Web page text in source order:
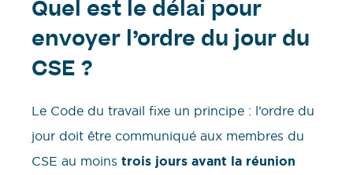
Quel est le délai pour
envoyer l’ordre du jour du
CSE ?
Le Code du travail fixe un principe : l’ordre du
jour doit être communiqué aux membres du
CSE au moins trois jours avant la réunion